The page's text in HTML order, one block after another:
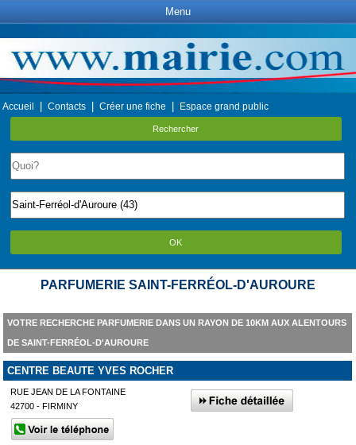
Menu
Accueil Contacts Créer une fiche Espace grand public
Rechercher
OK
PARFUMERIE SAINT-FERRÉOL-D'AUROURE
VOTRE RECHERCHE PARFUMERIE DANS UN RAYON DE 10KM AUX ALENTOURS
DE SAINT-FERRÉOL-D'AUROURE
CENTRE BEAUTE YVES ROCHER
RUE JEAN DE LA FONTAINE
42700 - FIRMINY